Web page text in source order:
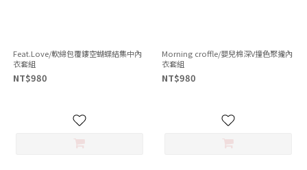
Feat.Love/軟綿包覆鏤空蝴蝶結集中內
衣套組
NT$980
Morning croffle/嬰兒棉深V撞色聚攏內
衣套組
NT$980